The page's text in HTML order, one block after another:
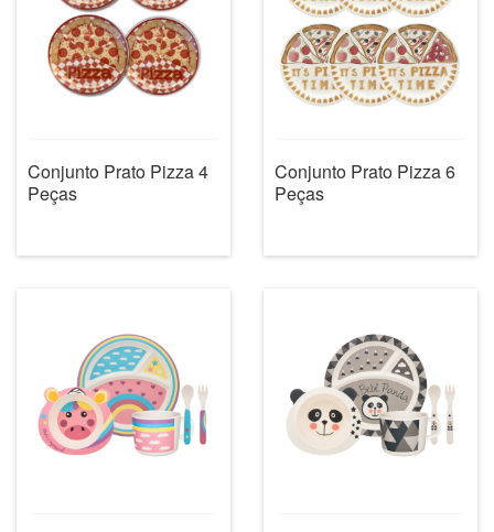
Conjunto Prato Pizza 4
Peças
Conjunto Prato Pizza 6
Peças